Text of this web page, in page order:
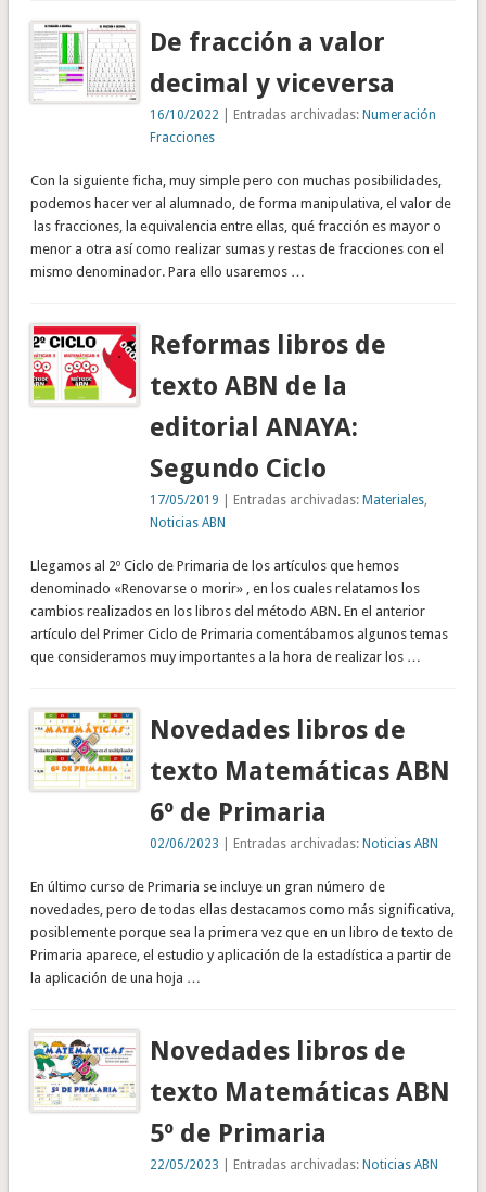
De fracción a valor
decimal y viceversa
16/10/2022 | Entradas archivadas:Numeración
Fracciones
Con la siguiente ficha, muy simple pero con muchas posibilidades,
podemos hacer ver al alumnado, de forma manipulativa, el valor de
las fracciones, la equivalencia entre ellas, qué fracción es mayor o
menor a otra así como realizar sumas y restas de fracciones con el
mismo denominador. Para ello usaremos …
Reformas libros de
texto ABN de la
editorial ANAYA:
Segundo Ciclo
17/05/2019 | Entradas archivadas:Materiales
Noticias ABN
Llegamos al 2º Ciclo de Primaria de los artículos que hemos
denominado «Renovarse o morir» , en los cuales relatamos los
cambios realizados en los libros del método ABN. En el anterior
artículo del Primer Ciclo de Primaria comentábamos algunos temas
que consideramos muy importantes a la hora de realizar los …
Novedades libros de
texto Matemáticas ABN
6º de Primaria
02/06/2023 | Entradas archivadas:Noticias ABN
En último curso de Primaria se incluye un gran número de
novedades, pero de todas ellas destacamos como más significativa,
posiblemente porque sea la primera vez que en un libro de texto de
Primaria aparece, el estudio y aplicación de la estadística a partir de
la aplicación de una hoja …
Novedades libros de
texto Matemáticas ABN
5º de Primaria
22/05/2023 | Entradas archivadas:Noticias ABN